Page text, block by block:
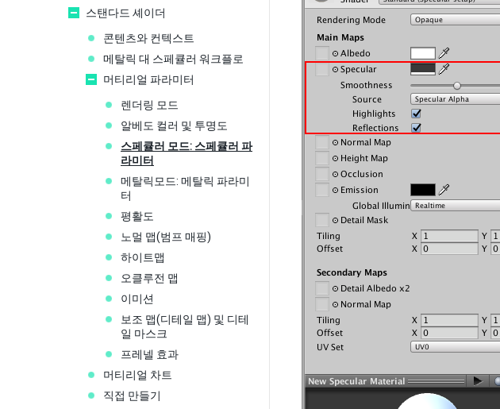
스탠다드 셰이더
콘텐츠와 컨텍스트
메탈릭 대 스페큘러 워크플로
머티리얼 파라미터
렌더링 모드
알베도 컬러 및 투명도
스페큘러 모드: 스페큘러 파
라미터
메탈릭모드: 메탈릭 파라미
터
평활도
노멀 맵(범프 매핑)
하이트맵
오클루전 맵
이미션
보조 맵(디테일 맵) 및 디테
일 마스크
프레넬 효과
머티리얼 차트
직접 만들기